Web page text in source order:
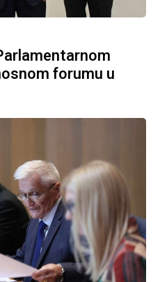
forumu u